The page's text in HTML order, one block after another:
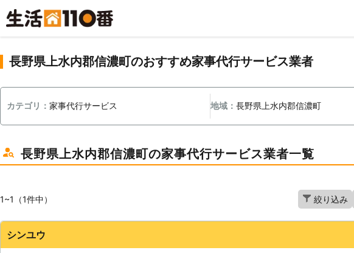
長野県上水内郡信濃町のおすすめ家事代行サービス業者
カテゴリ： 家事代行サービス 地域：長野県上水内郡信濃町
長野県上水内郡信濃町の家事代行サービス業者一覧
1~1（1件中） 絞り込み
シンユウ